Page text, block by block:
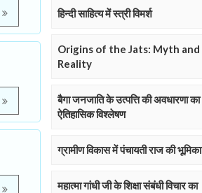
हिन्दी साहित्य में स्त्री विमर्श
Origins of the Jats: Myth and
Reality
बैगा जनजाति के उत्पत्ति की अवधारणा का
ऐतिहासिक विश्लेषण
ग्रामीण विकास में पंचायती राज की भूमिका
महात्मा गांधी जी के शिक्षा संबंधी विचार का